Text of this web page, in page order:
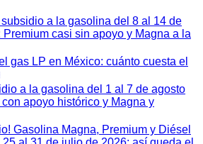
a la gasolina del 8 al 14 de
casi sin apoyo y Magna a la
gas LP en México: cuánto cuesta el
a la gasolina del 1 al 7 de agosto
apoyo histórico y Magna y
Gasolina Magna, Premium y Diésel